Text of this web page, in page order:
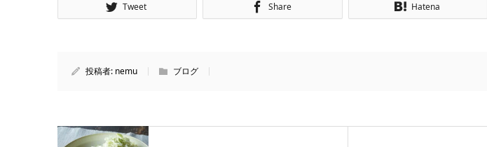
Tweet Share Hatena
投稿者: nemu ブログ